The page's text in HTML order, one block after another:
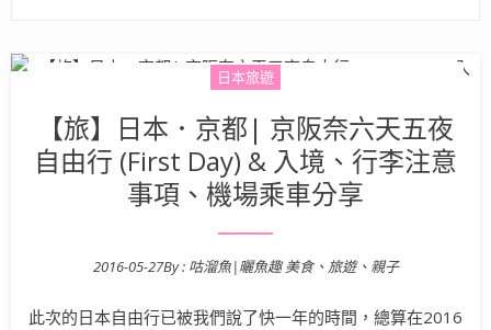
日本旅遊
【旅】日本．京都| 京阪奈六天五夜
自由行 (First Day) & 入境、行李注意
事項、機場乘車分享
Posted on
2016-05-27By : 咕溜魚|曬魚趣 美食、旅遊、親子
此次的日本自由行已被我們說了快一年的時間，總算在2016